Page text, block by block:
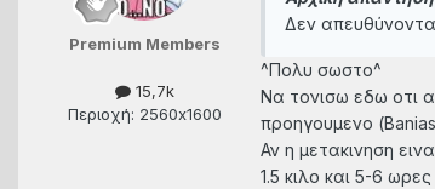
Premium Members
15,7k
Περιοχή: 2560x1600
Δεν
^Πολυ σωστο^
Να τονισω εδω οτι
προηγουμενο
Αν η μετακινηση
1.5 κιλο και 5-6